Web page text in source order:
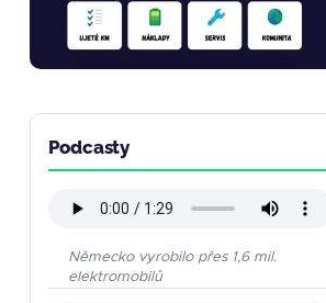
Podcasty
Německo vyrobilo přes 1,6 mil.
elektromobilů